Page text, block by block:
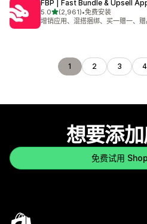
FBP | Fast Bundle & Upsell
5.0星（满分 5 星）
(2,961)
总共 2961 条评论
•免费安装
增销应用、混搭捆绑、买一赠一、赠
1 2 3 4
想要添加
免费试用